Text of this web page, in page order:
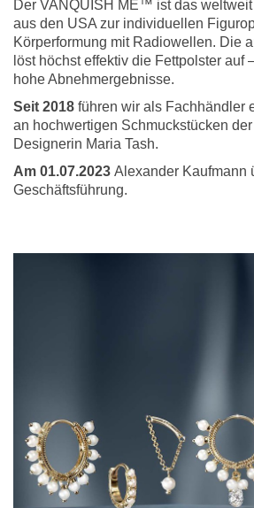
Der VANQUISH ME™ ist das
aus den USA zur individuellen
Körperformung mit Radiowellen. Die
löst höchst effektiv die Fettpolster auf
hohe Abnehmergebnisse.
Seit 2018 führen wir als Fachhändler
an hochwertigen Schmuckstücken
Designerin Maria Tash.
Am 01.07.2023 Alexander Kaufmann
Geschäftsführung.